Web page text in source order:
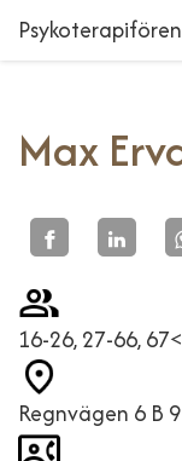
Max
16-26, 27-66, 67<
Regnvägen 6 B